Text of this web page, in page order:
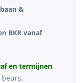
&
BKR vanaf
en termijnen